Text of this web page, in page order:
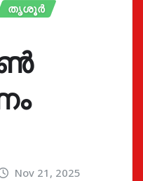
തൃശൂർ
Nov 21, 2025